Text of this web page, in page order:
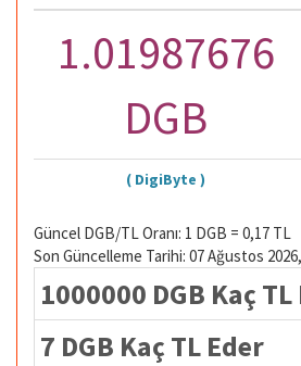
1.01987676
DGB
( DigiByte )
Güncel DGB/TL Oranı: 1 DGB = 0,17 TL
Son Güncelleme Tarihi: 07 Ağustos
1000000 DGB Kaç
7 DGB Kaç TL Eder